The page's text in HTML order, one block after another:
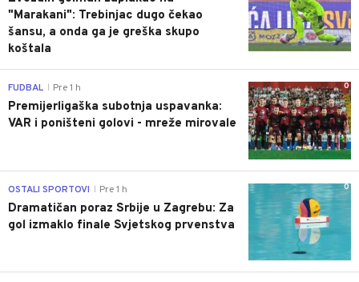
"Marakani": Trebinjac dugo čekao
šansu, a onda ga je greška skupo
koštala
0
FUDBAL Pre 1 h
Premijerligaška subotnja uspavanka:
VAR i poništeni golovi - mreže mirovale
0
OSTALI SPORTOVI Pre 1 h
Dramatičan poraz Srbije u Zagrebu: Za
gol izmaklo finale Svjetskog prvenstva